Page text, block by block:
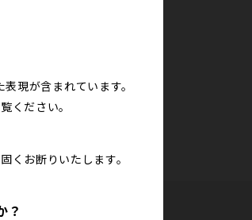
現が含まれています。
ください。
固くお断りいたします。
？